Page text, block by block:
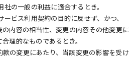
の一般の利益に適合するとき。
ビス利用契約の目的に反せず、かつ、
の内容の相当性、変更の内容その他変更に
理的なものであるとき。
款の変更にあたり、当該変更の影響を受け